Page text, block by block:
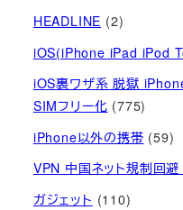
HEADLINE (2)
iOS(iPhone iPad iPod
iOS裏ワザ系 脱獄
SIMフリー化 (775)
iPhone以外の携帯 (59)
VPN 中国ネット規制回
ガジェット (110)